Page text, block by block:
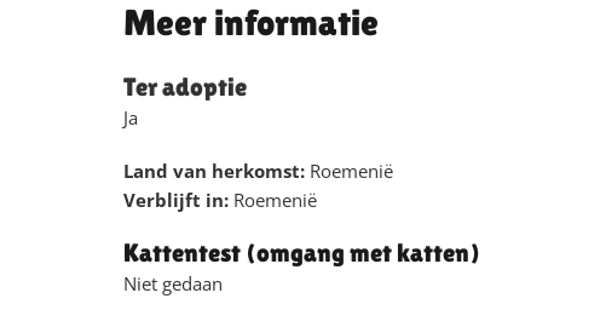
Meer informatie
Ter adoptie
Ja
Land van herkomst: Roemenië
Verblijft in: Roemenië
Kattentest (omgang met katten)
Niet gedaan